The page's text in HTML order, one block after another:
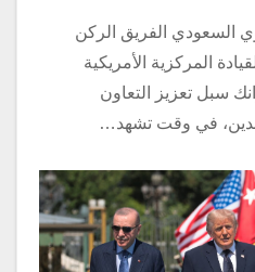
السعودي الفريق الركن
المركزية الأمريكية
سبل تعزيز التعاون
في وقت تشهد…